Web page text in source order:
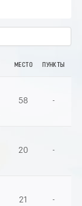
МЕСТО ПУНКТЫ
58 -
20 -
21 -